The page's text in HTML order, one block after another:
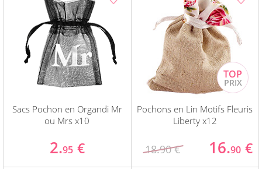
Sacs Pochon en Organdi Mr
ou Mrs x10
2.95 €
Pochons en Lin Motifs Fleuris
Liberty x12
18.90 € 16.90 €